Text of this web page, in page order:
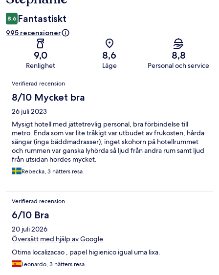
8,6 Fantastiskt
995 recensioner
9,0
Renlighet
8,6
Läge
8,8
Personal och service
Recensioner
Verifierad recension
8/10 Mycket bra
26 juli 2023
Mysigt hotell med jättetrevlig personal, bra förbindelse till
metro. Enda som var lite tråkigt var utbudet av frukosten, hårda
sängar (inga bäddmadrasser), inget skohorn på hotellrummet
och rummen var ganska lyhörda så ljud från andra rum samt ljud
från utsidan hördes mycket.
Rebecka, 3 nätters resa
Verifierad recension
6/10 Bra
20 juli 2026
Översätt med hjälp av Google
Otima localizacao , papel higienico igual uma lixa.
Leonardo, 3 nätters resa